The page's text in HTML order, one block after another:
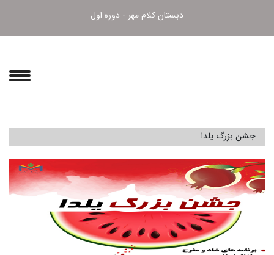
دبستان کلام مهر - دوره اول
جشن بزرگ یلدا